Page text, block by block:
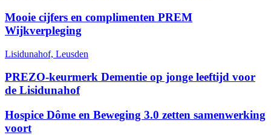
Mooie cijfers en complimenten PREM
Wijkverpleging
Lisidunahof, Leusden
PREZO-keurmerk Dementie op jonge leeftijd voor
de Lisidunahof
Hospice Dôme en Beweging 3.0 zetten samenwerking
voort